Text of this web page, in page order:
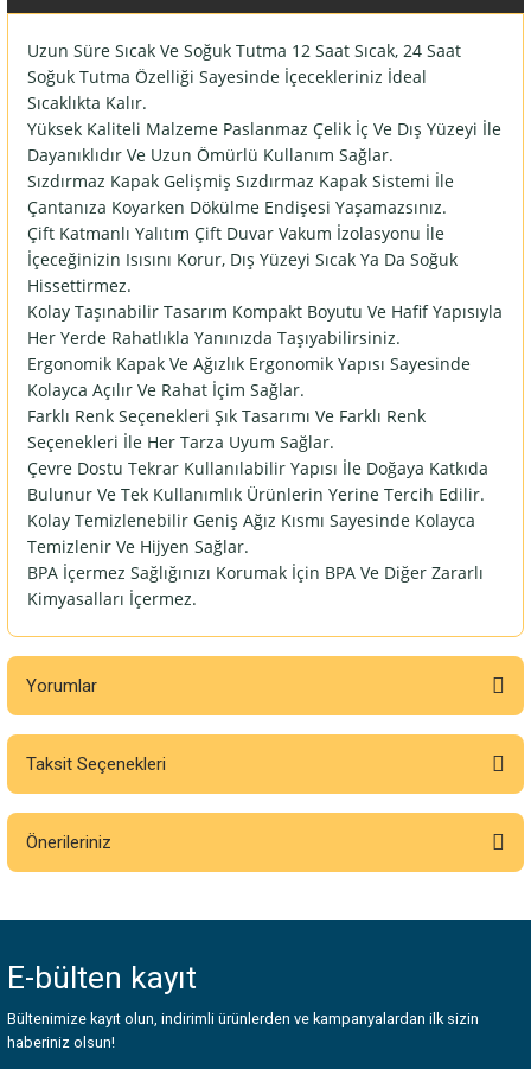
Uzun Süre Sıcak Ve Soğuk Tutma 12 Saat Sıcak, 24 Saat
Soğuk Tutma Özelliği Sayesinde İçecekleriniz İdeal
Sıcaklıkta Kalır.
Yüksek Kaliteli Malzeme Paslanmaz Çelik İç Ve Dış Yüzeyi İle
Dayanıklıdır Ve Uzun Ömürlü Kullanım Sağlar.
Sızdırmaz Kapak Gelişmiş Sızdırmaz Kapak Sistemi İle
Çantanıza Koyarken Dökülme Endişesi Yaşamazsınız.
Çift Katmanlı Yalıtım Çift Duvar Vakum İzolasyonu İle
İçeceğinizin Isısını Korur, Dış Yüzeyi Sıcak Ya Da Soğuk
Hissettirmez.
Kolay Taşınabilir Tasarım Kompakt Boyutu Ve Hafif Yapısıyla
Her Yerde Rahatlıkla Yanınızda Taşıyabilirsiniz.
Ergonomik Kapak Ve Ağızlık Ergonomik Yapısı Sayesinde
Kolayca Açılır Ve Rahat İçim Sağlar.
Farklı Renk Seçenekleri Şık Tasarımı Ve Farklı Renk
Seçenekleri İle Her Tarza Uyum Sağlar.
Çevre Dostu Tekrar Kullanılabilir Yapısı İle Doğaya Katkıda
Bulunur Ve Tek Kullanımlık Ürünlerin Yerine Tercih Edilir.
Kolay Temizlenebilir Geniş Ağız Kısmı Sayesinde Kolayca
Temizlenir Ve Hijyen Sağlar.
BPA İçermez Sağlığınızı Korumak İçin BPA Ve Diğer Zararlı
Kimyasalları İçermez.
Yorumlar
Bu ürüne ilk yorumu siz yapın!
Taksit Seçenekleri
Önerileriniz
Görüş ve önerileriniz için teşekkür ederiz.
Ürün resmi kalitesiz, bozuk veya görüntülenemiyor.
E-bülten kayıt
Bültenimize kayıt olun, indirimli ürünlerden ve kampanyalardan ilk sizin
haberiniz olsun!